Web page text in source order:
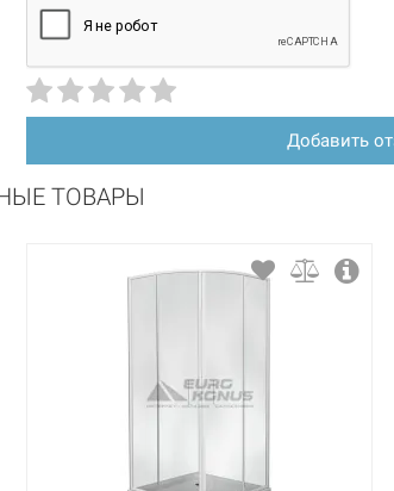
матовый
Добавить
ТОВАРЫ